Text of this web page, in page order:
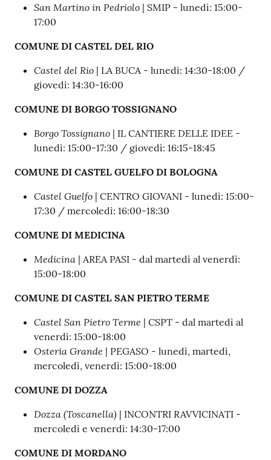
San Martino in Pedriolo | SMIP - lunedì: 15:00-
17:00
COMUNE DI CASTEL DEL RIO
Castel del Rio | LA BUCA - lunedì: 14:30-18:00 /
giovedì: 14:30-16:00
COMUNE DI BORGO TOSSIGNANO
Borgo Tossignano | IL CANTIERE DELLE IDEE -
lunedì: 15:00-17:30 / giovedì: 16:15-18:45
COMUNE DI CASTEL GUELFO DI BOLOGNA
Castel Guelfo | CENTRO GIOVANI - lunedì: 15:00-
17:30 / mercoledì: 16:00-18:30
COMUNE DI MEDICINA
Medicina | AREA PASI - dal martedì al venerdì:
15:00-18:00
COMUNE DI CASTEL SAN PIETRO TERME
Castel San Pietro Terme | CSPT - dal martedì al
venerdì: 15:00-18:00
Osteria Grande | PEGASO - lunedì, martedì,
mercoledì, venerdì: 15:00-18:00
COMUNE DI DOZZA
Dozza (Toscanella) | INCONTRI RAVVICINATI -
mercoledì e venerdì: 14:30-17:00
COMUNE DI MORDANO